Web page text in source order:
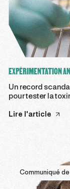
EXPÉRIMENTATION
Un record
pour tester la
Lire l'article
Communiqué